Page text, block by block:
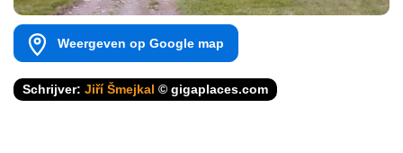
Weergeven op Google map
Schrijver: Jiří Šmejkal © gigaplaces.com